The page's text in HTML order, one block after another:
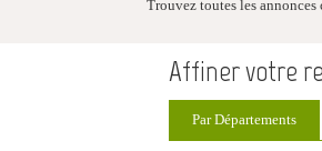
Trouvez toutes les
Affiner votre
Par Départements